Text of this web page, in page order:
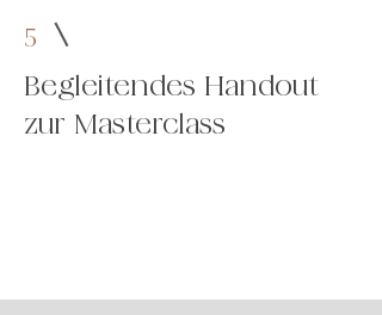
5
Begleitendes Handout
zur Masterclass